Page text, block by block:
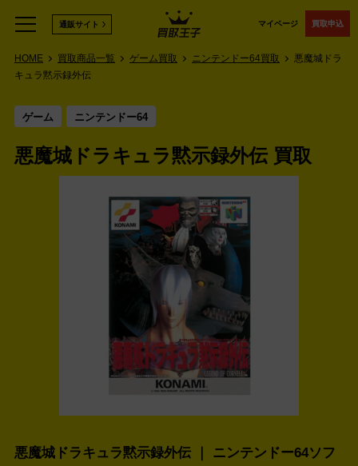
マイページ 買取申込
通販サイト
HOME 買取商品一覧 ゲーム買取 ニンテンドー64買取
悪魔城ドラ
キュラ黙示録外伝
ゲーム ニンテンドー64
悪魔城ドラキュラ黙示録外伝 買取
悪魔城ドラキュラ黙示録外伝 ｜ ニンテンドー64ソフ